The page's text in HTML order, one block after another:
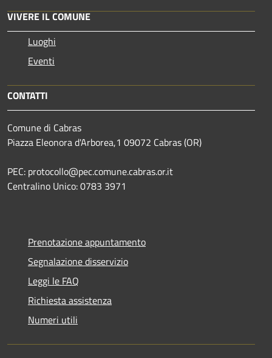
VIVERE IL COMUNE
Luoghi
Eventi
CONTATTI
Comune di Cabras
Piazza Eleonora d'Arborea,1 09072 Cabras (OR)
PEC: protocollo@pec.comune.cabras.or.it
Centralino Unico: 0783 3971
Prenotazione appuntamento
Segnalazione disservizio
Leggi le FAQ
Richiesta assistenza
Numeri utili